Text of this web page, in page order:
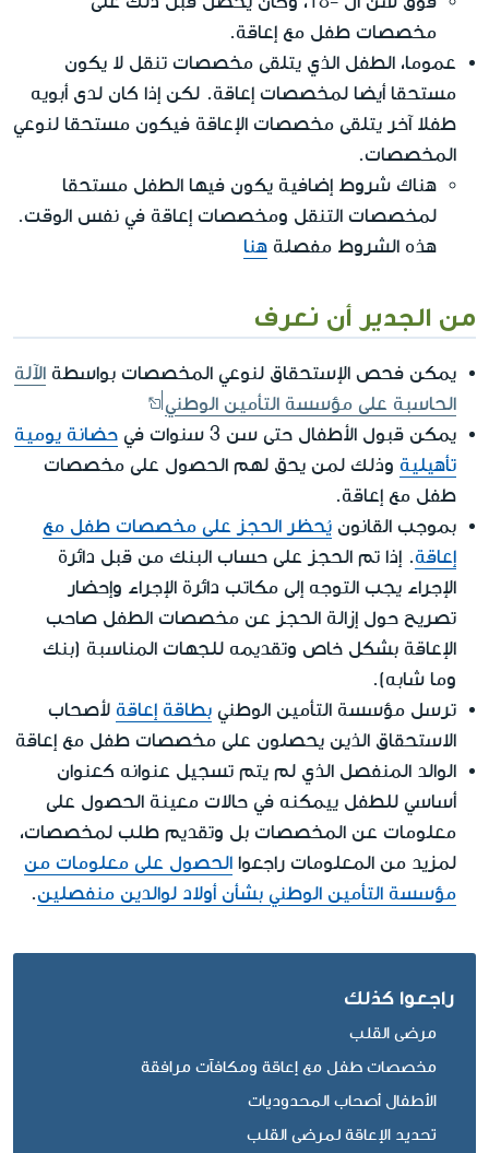
مخصصات طفل مع إعاقة.
عموما، الطفل الذي يتلقى مخصصات تنقل لا يكون
مستحقا أيضا لمخصصات إعاقة. لكن إذا كان لدى أبويه
طفلا آخر يتلقى مخصصات الإعاقة فيكون مستحقا لنوعي
المخصصات.
هناك شروط إضافية يكون فيها الطفل مستحقا
لمخصصات التنقل ومخصصات إعاقة في نفس الوقت.
هذه الشروط مفصلة هنا
من الجدير أن نعرف
يمكن فحص الإستحقاق لنوعي المخصصات بواسطة الآلة
الحاسبة على مؤسسة التأمين الوطني
يمكن قبول الأطفال حتى سن 3 سنوات في
حضانة يومية
تأهيلية وذلك لمن يحق لهم الحصول على مخصصات
طفل مع إعاقة.
بموجب القانون يُحظر الحجز على مخصصات طفل مع
إعاقة. إذا تم الحجز على حساب البنك من قبل دائرة
الإجراء يجب التوجه إلى مكاتب دائرة الإجراء وإحضار
تصريح حول إزالة الحجز عن مخصصات الطفل صاحب
الإعاقة بشكل خاص وتقديمه للجهات المناسبة (بنك
وما شابه).
ترسل مؤسسة التأمين الوطني بطاقة إعاقة لأصحاب
الاستحقاق الذين يحصلون على مخصصات طفل مع إعاقة
الوالد المنفصل الذي لم يتم تسجيل عنوانه كعنوان
أساسي للطفل ييمكنه في حالات معينة الحصول على
معلومات عن المخصصات بل وتقديم طلب لمخصصات،
لمزيد من المعلومات راجعوا الحصول على معلومات من
مؤسسة التأمين الوطني بشأن أولاد لوالدين منفصلين.
راجعوا كذلك
مرضى القلب
مخصصات طفل مع إعاقة ومكافآت مرافقة
الأطفال أصحاب المحدوديات
تحديد الإعاقة لمرضى القلب